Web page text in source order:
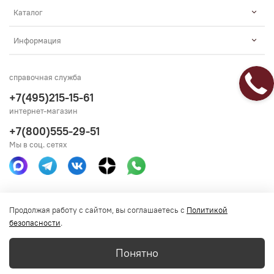
Каталог
Информация
Получить консультацию
справочная служба
+7(495)215-15-61
интернет-магазин
+7(800)555-29-51
Мы в соц. сетях
Продолжая работу с сайтом, вы соглашаетесь с Политикой
безопасности.
Понятно